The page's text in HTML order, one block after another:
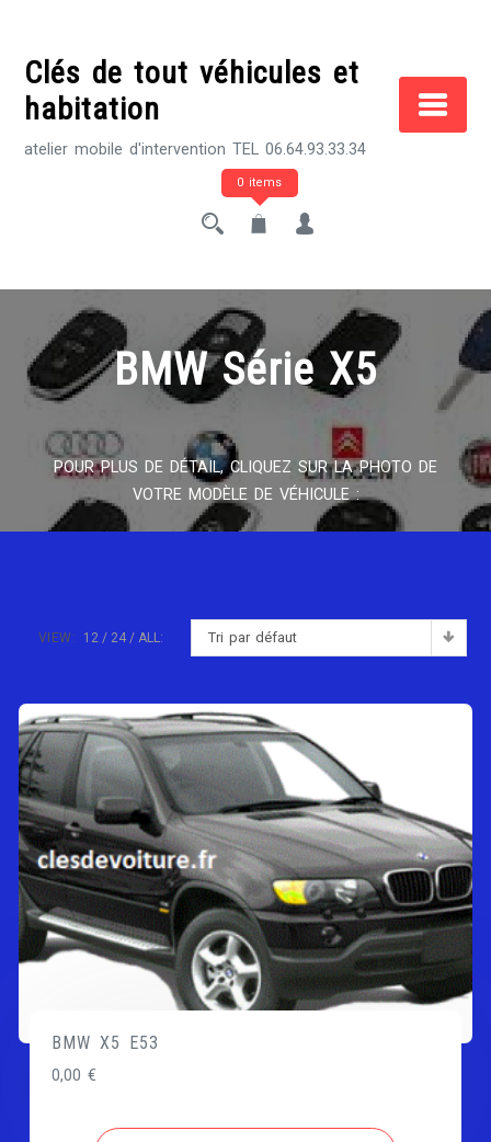
contentClés de tout véhicules et
habitation
atelier mobile d'intervention TEL 06.64.93.33.34
0 items
BMW Série X5
POUR PLUS DE DÉTAIL, CLIQUEZ SUR LA PHOTO DE
VOTRE MODÈLE DE VÉHICULE :
Tri par défaut
VIEW: 12 24 ALL:
BMW X5 E53
0,00€